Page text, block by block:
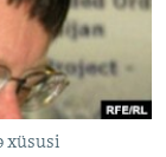
xüsusi